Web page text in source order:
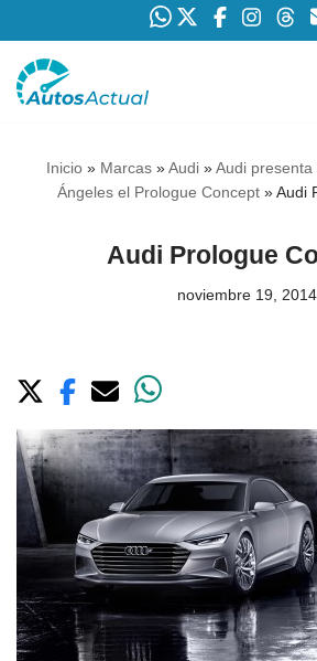
Saltar
Inicio » Marcas »Audi »Audi
Ángeles el Prologue Concept»Audi
Audi Prologue
noviembre 19, 2014